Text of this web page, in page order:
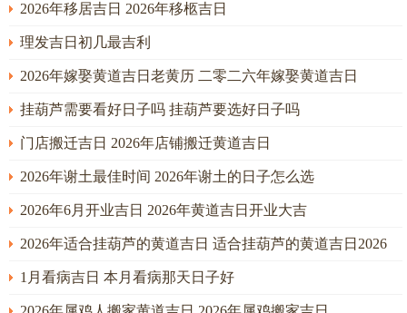
条不紊，此日宜安装门窗、定制家具。
农历腊月初七，己丑日（阳历2027年1月13日），己土偏印，
丑土金库，重重厚土，泄火生金之力极强；岁末土旺，金得
气运绵长，安稳踏实。
位，东南方位为二黑小病位，此二处开工时需避静，不可在
吉日首锤便落于此方，若确需在此方施工，亦应从其他吉方
先行启动。
2026年移居吉日 2026年移柩吉日
理发吉日初几最吉利
2026年嫁娶黄道吉日老黄历 二零二六年嫁娶黄道吉日
挂葫芦需要看好日子吗 挂葫芦要选好日子吗
门店搬迁吉日 2026年店铺搬迁黄道吉日
2026年谢土最佳时间 2026年谢土的日子怎么选
2026年6月开业吉日 2026年黄道吉日开业大吉
2026年适合挂葫芦的黄道吉日 适合挂葫芦的黄道吉日2026
1月看病吉日 本月看病那天日子好